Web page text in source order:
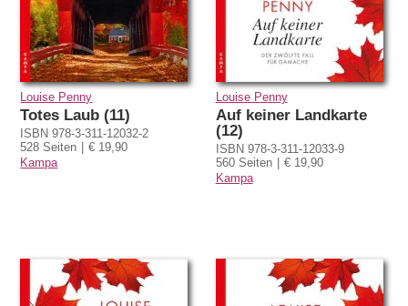
Louise Penny
Totes Laub (11)
ISBN 978-3-311-12032-2
528 Seiten
€ 19,90
Kampa
Louise Penny
Auf keiner Landkarte
(12)
ISBN 978-3-311-12033-9
560 Seiten
€ 19,90
Kampa